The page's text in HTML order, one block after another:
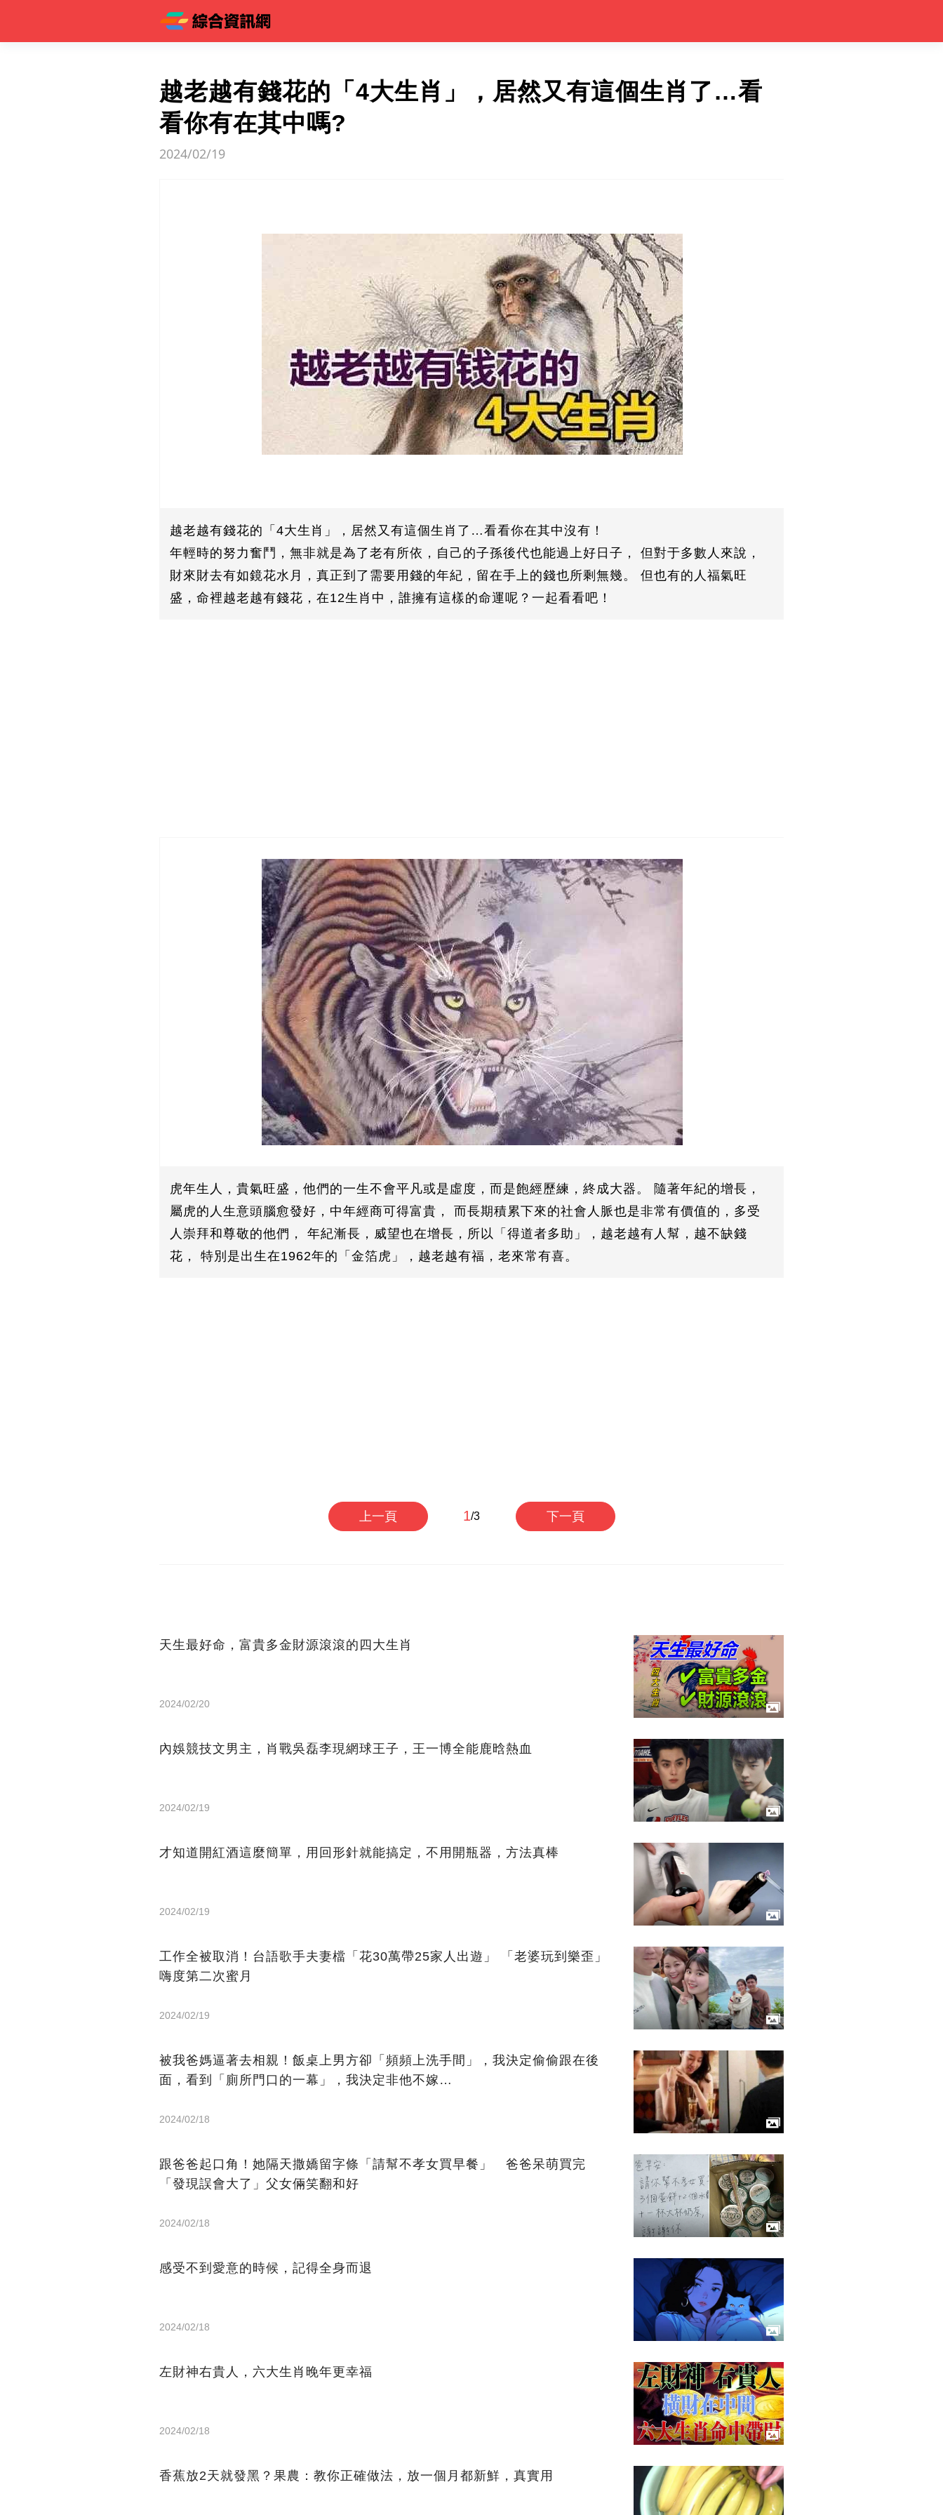
越老越有錢花的「4大生肖」，居然又有這個生肖了…看
看你有在其中嗎?
2024/02/19
越老越有錢花的「4大生肖」，居然又有這個生肖了…看看你在其中沒有！
年輕時的努力奮鬥，無非就是為了老有所依，自己的子孫後代也能過上好日子， 但對于多數人來說，
財來財去有如鏡花水月，真正到了需要用錢的年紀，留在手上的錢也所剩無幾。 但也有的人福氣旺
盛，命裡越老越有錢花，在12生肖中，誰擁有這樣的命運呢？一起看看吧！
虎年生人，貴氣旺盛，他們的一生不會平凡或是虛度，而是飽經歷練，終成大器。 隨著年紀的增長，
屬虎的人生意頭腦愈發好，中年經商可得富貴， 而長期積累下來的社會人脈也是非常有價值的，多受
人崇拜和尊敬的他們， 年紀漸長，威望也在增長，所以「得道者多助」，越老越有人幫，越不缺錢
花， 特別是出生在1962年的「金箔虎」，越老越有福，老來常有喜。
上一頁 1/3 下一頁
天生最好命，富貴多金財源滾滾的四大生肖
2024/02/20
內娛競技文男主，肖戰吳磊李現網球王子，王一博全能鹿晗熱血
2024/02/19
才知道開紅酒這麼簡單，用回形針就能搞定，不用開瓶器，方法真棒
2024/02/19
工作全被取消！台語歌手夫妻檔「花30萬帶25家人出遊」 「老婆玩到樂歪」
嗨度第二次蜜月
2024/02/19
被我爸媽逼著去相親！飯桌上男方卻「頻頻上洗手間」，我決定偷偷跟在後
面，看到「廁所門口的一幕」，我決定非他不嫁…
2024/02/18
跟爸爸起口角！她隔天撒嬌留字條「請幫不孝女買早餐」 爸爸呆萌買完
「發現誤會大了」父女倆笑翻和好
2024/02/18
感受不到愛意的時候，記得全身而退
2024/02/18
左財神右貴人，六大生肖晚年更幸福
2024/02/18
香蕉放2天就發黑？果農：教你正確做法，放一個月都新鮮，真實用